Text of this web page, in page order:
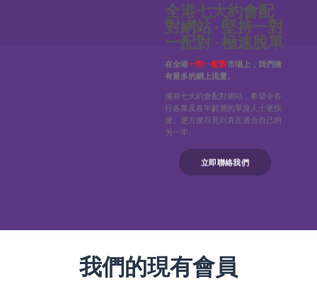
全港七大約會配
對網站 · 堅持一對
一配對 · 極速脫單
在全港一對一配對市場上，我們擁
有最多的網上流量。
擁有七大約會配對網站，希望令各
行各業及各年齡層的單身人士更快
捷、更方便尋覓到真正適合自己的
另一半。
立即聯絡我們
我們的現有會員